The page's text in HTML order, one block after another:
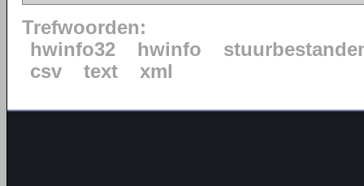
Trefwoorden:
hwinfo32
hwinfo
csv
text xml